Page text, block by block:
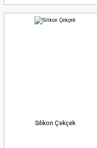
Silikon Çekçek